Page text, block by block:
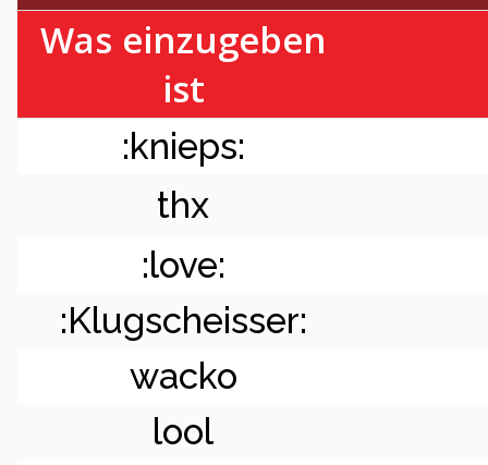
Was einzugeben
ist
:knieps:
thx
:love:
:Klugscheisser:
wacko
lool